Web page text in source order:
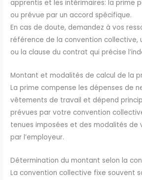
apprentis et les intérimaires: la prime
ou prévue par un accord spécifique.
En cas de doute, demandez à vos
référence de la convention collective,
ou la clause du contrat qui précise
Montant et modalités de calcul de la
La prime compense les dépenses de
vêtements de travail et dépend
prévues par votre convention
tenues imposées et des modalités de
par l’employeur.
Détermination du montant selon la
La convention collective fixe souvent